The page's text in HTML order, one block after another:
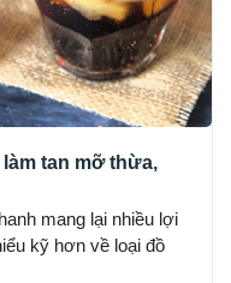
tan mỡ thừa,
mang lại nhiều lợi
kỹ hơn về loại đồ